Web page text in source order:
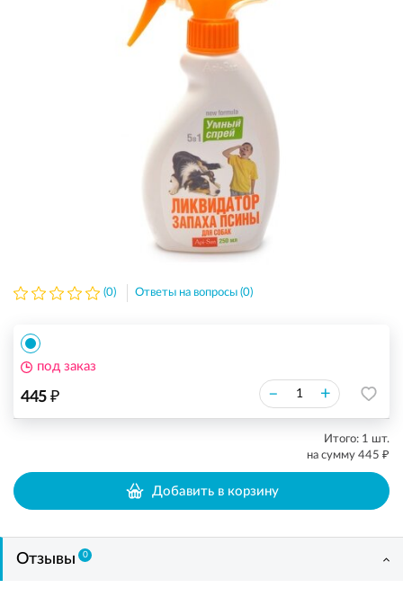
(0) Ответы на вопросы (0)
445 ₽ – +
под заказ
Итого: 1 шт.
на сумму 445 ₽
Добавить в корзину
Отзывы 0